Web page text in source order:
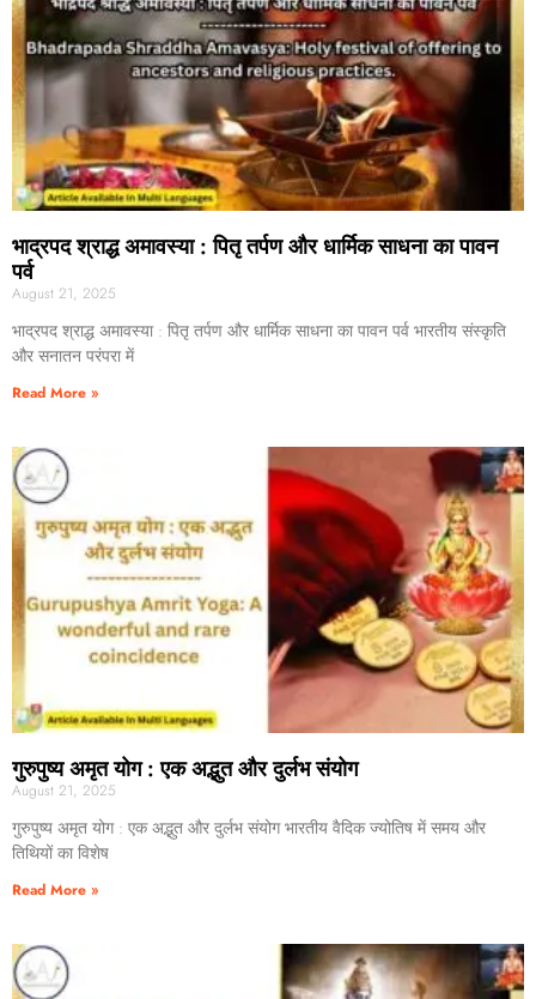
भाद्रपद श्राद्ध अमावस्या : पितृ तर्पण और धार्मिक साधना का पावन
पर्व
August 21, 2025
भाद्रपद श्राद्ध अमावस्या : पितृ तर्पण और धार्मिक साधना का पावन पर्व भारतीय संस्कृति
और सनातन परंपरा में
Read More »
गुरुपुष्य अमृत योग : एक अद्भुत और दुर्लभ संयोग
August 21, 2025
गुरुपुष्य अमृत योग : एक अद्भुत और दुर्लभ संयोग भारतीय वैदिक ज्योतिष में समय और
तिथियों का विशेष
Read More »